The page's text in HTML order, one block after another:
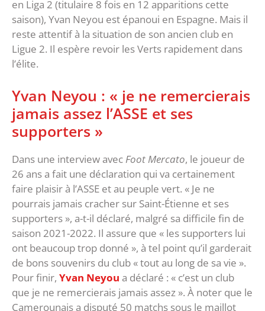
en Liga 2 (titulaire 8 fois en 12 apparitions cette
saison), Yvan Neyou est épanoui en Espagne. Mais il
reste attentif à la situation de son ancien club en
Ligue 2. Il espère revoir les Verts rapidement dans
l’élite.
Yvan Neyou : « je ne remercierais
jamais assez l’ASSE et ses
supporters »
Dans une interview avec Foot Mercato, le joueur de
26 ans a fait une déclaration qui va certainement
faire plaisir à l’ASSE et au peuple vert. « Je ne
pourrais jamais cracher sur Saint-Étienne et ses
supporters », a-t-il déclaré, malgré sa difficile fin de
saison 2021-2022. Il assure que « les supporters lui
ont beaucoup trop donné », à tel point qu’il garderait
de bons souvenirs du club « tout au long de sa vie ».
Pour finir, Yvan Neyou a déclaré : « c’est un club
que je ne remercierais jamais assez ». À noter que le
Camerounais a disputé 50 matchs sous le maillot